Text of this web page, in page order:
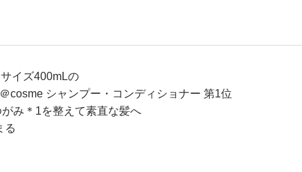
イズ400mLの
cosme シャンプー・コンディショナー 第1位
み＊1を整えて素直な髪へ
る